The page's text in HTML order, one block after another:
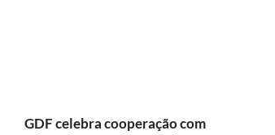
GDF celebra cooperação com